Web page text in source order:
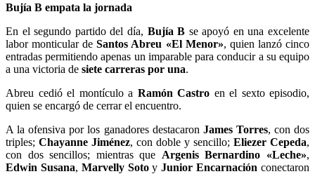
Bujía B empata la jornada
En el segundo partido del día, Bujía B se apoyó en una excelente
labor monticular deSantos Abreu «El Menor», quien lanzó cinco
entradas permitiendo apenas un imparable para conducir a su equipo
a una victoria de siete carreras por una.
Abreu cedió el montículo a Ramón Castro en el sexto episodio,
quien se encargó de cerrar el encuentro.
A la ofensiva por los ganadores destacaron James Torres, con dos
triples; Chayanne Jiménez, con doble y sencillo; Eliezer Cepeda,
con dos sencillos; mientras que Argenis Bernardino «Leche»,
Edwin Susana, Marvelly SotoyJunior Encarnación conectaron